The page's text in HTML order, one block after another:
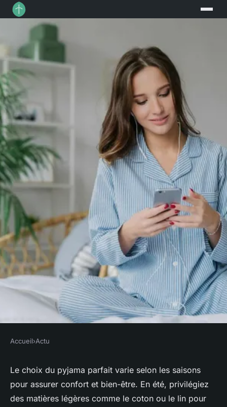
Comment choisir le pyjama
parfait pour chaque saison
Accueil›Actu
Le choix du pyjama parfait varie selon les saisons
pour assurer confort et bien-être. En été, privilégiez
des matières légères comme le coton ou le lin pour